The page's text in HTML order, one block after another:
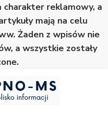
charakter reklamowy, a
mają na celu
Żaden z wpisów nie
a wszystkie zostały